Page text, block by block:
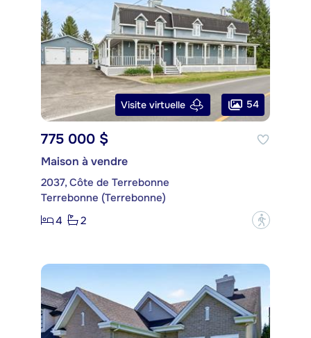
Visite virtuelle 54
775 000 $
Maison à vendre
2037, Côte de Terrebonne
Terrebonne (Terrebonne)
4
2 ?